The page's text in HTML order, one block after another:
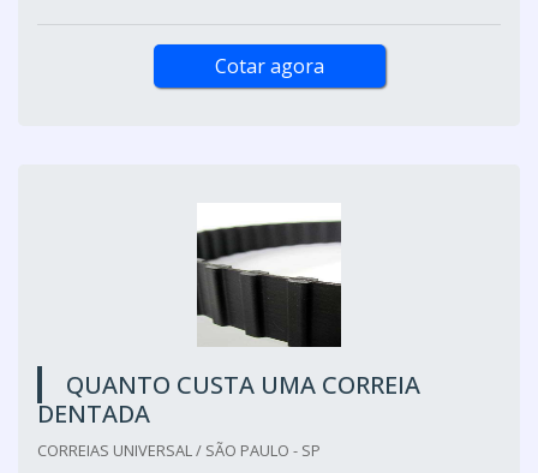
Cotar agora
QUANTO CUSTA UMA CORREIA
DENTADA
CORREIAS UNIVERSAL / SÃO PAULO - SP